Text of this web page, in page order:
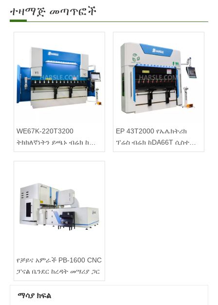
ተዛማጅ መጣጥፎች
WE67K-220T3200
ትክክለኛነትን ይጫኑ ብሬክ ከ
DELEM DA69S መቆጣጠሪያ
EP 43T2000 የኤሌክትሪክ
ፕሬስ ብሬክ ከDA66T ሲስተም
ጋር የታጠቁ
የቻይና አምራች PB-1600 CNC
ፓናል ቤንደር ከረዳት መሣሪያ ጋር
ማሳያ ክፍል